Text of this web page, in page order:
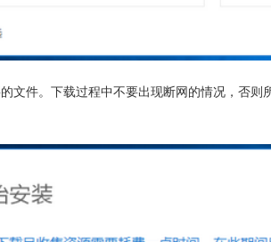
文件。下载过程中不要出现断网的情况，否则